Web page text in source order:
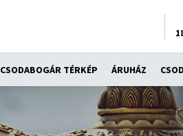
CSODABOGÁR TÉRKÉP ÁRUHÁZ